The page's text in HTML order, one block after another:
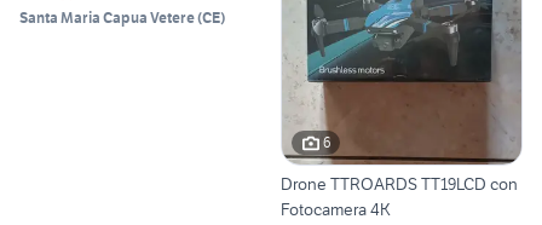
Santa Maria Capua Vetere(CE)
6
Drone TTROARDS TT19LCD con
Fotocamera 4K